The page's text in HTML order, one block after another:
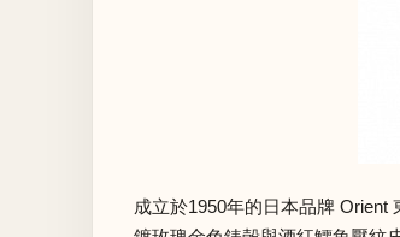
成立於1950年的日本品牌